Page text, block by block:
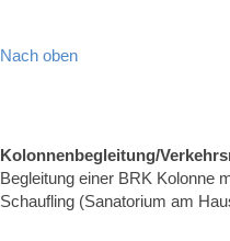
Nach oben
Kolonnenbegleitung/
Begleitung einer BRK Kolonne
Schaufling (Sanatorium am